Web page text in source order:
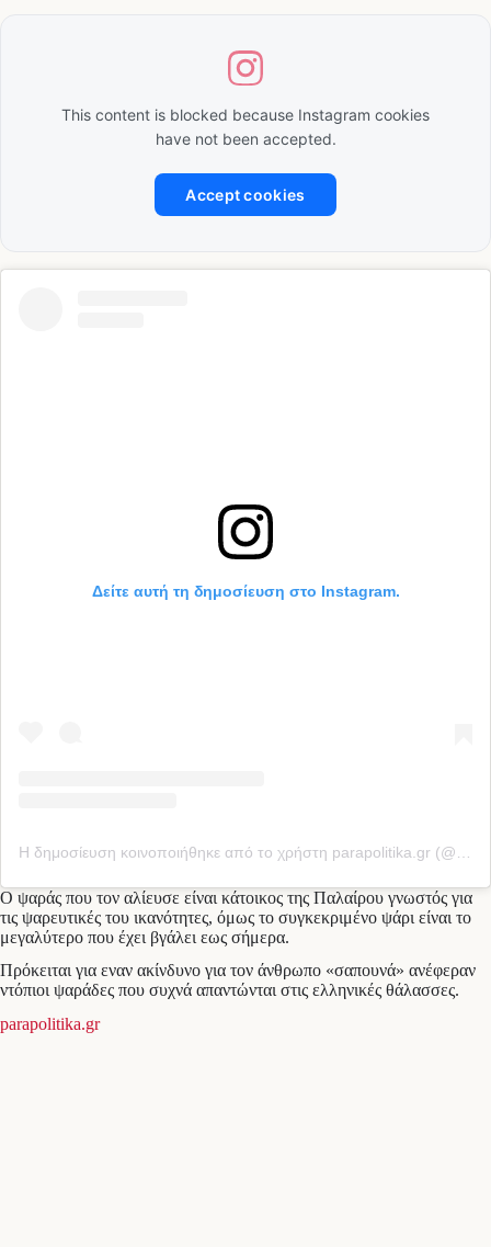
This content is blocked because Instagram cookies
have not been accepted.
Accept cookies
Δείτε αυτή τη δημοσίευση στο Instagram.
Ο ψαράς που τον αλίευσε είναι κάτοικος της Παλαίρου γνωστός για
τις ψαρευτικές του ικανότητες, όμως το συγκεκριμένο ψάρι είναι το
μεγαλύτερο που έχει βγάλει εως σήμερα.
Πρόκειται για εναν ακίνδυνο για τον άνθρωπο «σαπουνά» ανέφεραν
ντόπιοι ψαράδες που συχνά απαντώνται στις ελληνικές θάλασσες.
parapolitika.gr